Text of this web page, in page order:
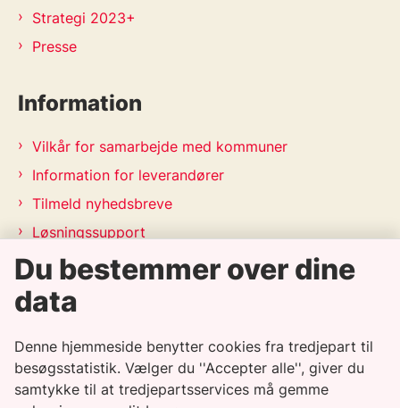
Strategi 2023+
Presse
Information
Vilkår for samarbejde med kommuner
Information for leverandører
Tilmeld nyhedsbreve
Løsningssupport
Releasekalender
APV-handleplan 2026
Genveje
Informationssikkerhedspolitik
Du bestemmer over dine
data
Denne hjemmeside benytter cookies fra tredjepart til
besøgsstatistik. Vælger du ''Accepter alle'', giver du
samtykke til at tredjepartsservices må gemme